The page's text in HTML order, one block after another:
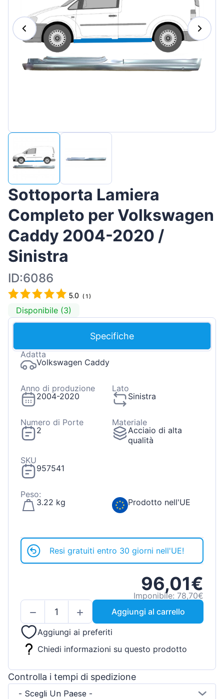
Magyar
Lietuvių
Hrvatski
Slovenian
Sottoporta Lamiera
Completo per Volkswagen
Caddy 2004-2020 /
Sinistra
ID:6086
5.0 (1 )
Disponibile (3)
Specifiche
Adatta
Volkswagen Caddy
Anno di produzione
2004-2020
Lato
Sinistra
Numero di Porte
2
Materiale
Acciaio di alta
qualità
SKU
957541
Peso:
3.22 kg
Prodotto nell'UE
Resi gratuiti entro 30 giorni nell'UE!
96,01€
Imponibile: 78,70€
Aggiungi al carrello
Aggiungi ai preferiti
Chiedi informazioni su questo prodotto
Controlla i tempi di spedizione
- Scegli Un Paese -